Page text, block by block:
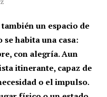
un espacio de
se habita una casa:
con alegría. Aun
itinerante, capaz de
o el impulso.